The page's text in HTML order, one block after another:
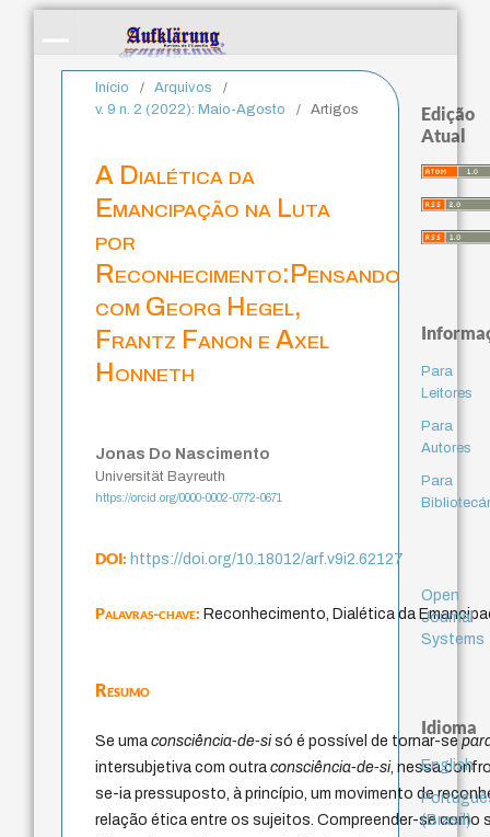
Início / Arquivos
/
v. 9 n. 2 (2022): Maio-Agosto
/ Artigos
A Dialética da
Emancipação na Luta
por
Reconhecimento:Pensando
com Georg Hegel,
Frantz Fanon e Axel
Honneth
Jonas Do Nascimento
Universität Bayreuth
https://orcid.org/0000-0002-0772-0671
DOI:https://doi.org/10.18012/arf.v9i2.62127
Palavras-chave:Reconhecimento, Dialética da
Resumo
Se umaconsciência-de-si só é possível de tornar-se
intersubjetiva com outraconsciência-de-si, nessa
se-ia pressuposto, à princípio, um movimento de
relação ética entre os sujeitos. Compreender-se
Edição
Atual
Para
Leitores
Para
Autores
Para
Open
Journal
Systems
Idioma
English
(Brasil)